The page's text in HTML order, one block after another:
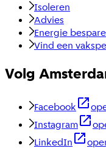
Isoleren
Advies
Energie
Vind een
Volg
Facebook
Instagram
LinkedIn